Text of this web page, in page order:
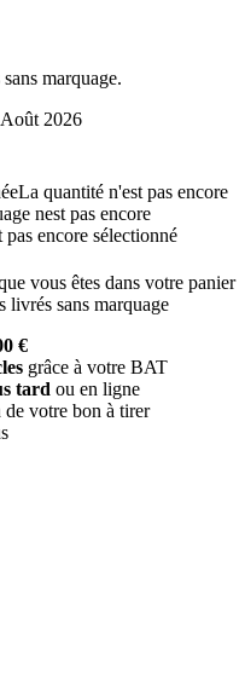
marquage.
2026
La quantité n'est pas encore
nest pas encore
encore sélectionné
vous êtes dans votre panier
livrés sans marquage
€
grâce à votre BAT
tard ou en ligne
votre bon à tirer